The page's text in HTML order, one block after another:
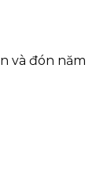
và đón năm